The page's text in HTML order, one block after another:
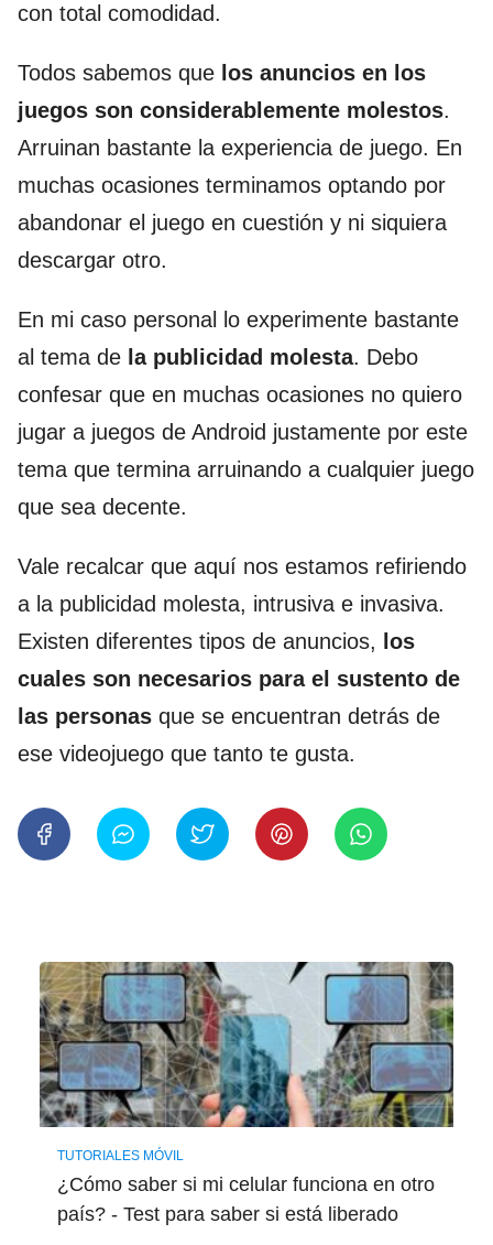
con total comodidad.
Todos sabemos que los anuncios en los
juegos son considerablemente molestos.
Arruinan bastante la experiencia de juego. En
muchas ocasiones terminamos optando por
abandonar el juego en cuestión y ni siquiera
descargar otro.
En mi caso personal lo experimente bastante
al tema de la publicidad molesta. Debo
confesar que en muchas ocasiones no quiero
jugar a juegos de Android justamente por este
tema que termina arruinando a cualquier juego
que sea decente.
Vale recalcar que aquí nos estamos refiriendo
a la publicidad molesta, intrusiva e invasiva.
Existen diferentes tipos de anuncios,
los
cuales son necesarios para el sustento de
las personas que se encuentran detrás de
ese videojuego que tanto te gusta.
TUTORIALES MÓVIL
¿Cómo saber si mi celular funciona en otro
país? - Test para saber si está liberado